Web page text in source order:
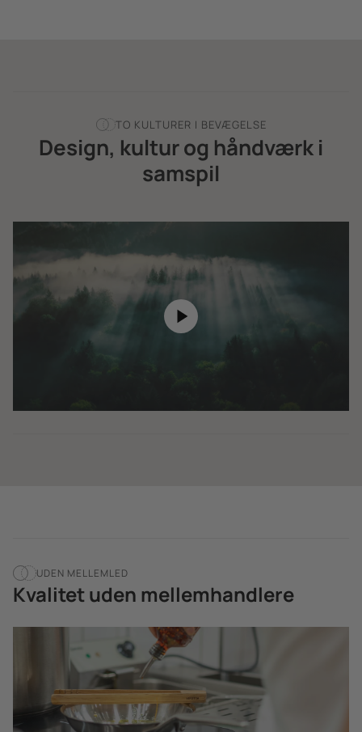
TO KULTURER I BEVÆGELSE
Design, kultur og håndværk i
samspil
UDEN MELLEMLED
Kvalitet uden mellemhandlere